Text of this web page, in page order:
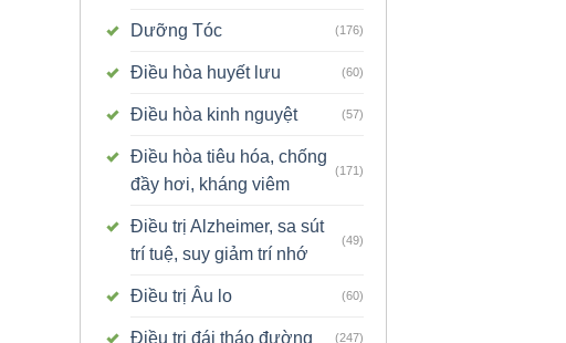
Dưỡng Tóc (176)
Điều hòa huyết lưu (60)
Điều hòa kinh nguyệt (57)
Điều hòa tiêu hóa, chống
đầy hơi, kháng viêm
(171)
Điều trị Alzheimer, sa sút
trí tuệ, suy giảm trí nhớ
(49)
Điều trị Âu lo (60)
Điều trị đái tháo đường (247)